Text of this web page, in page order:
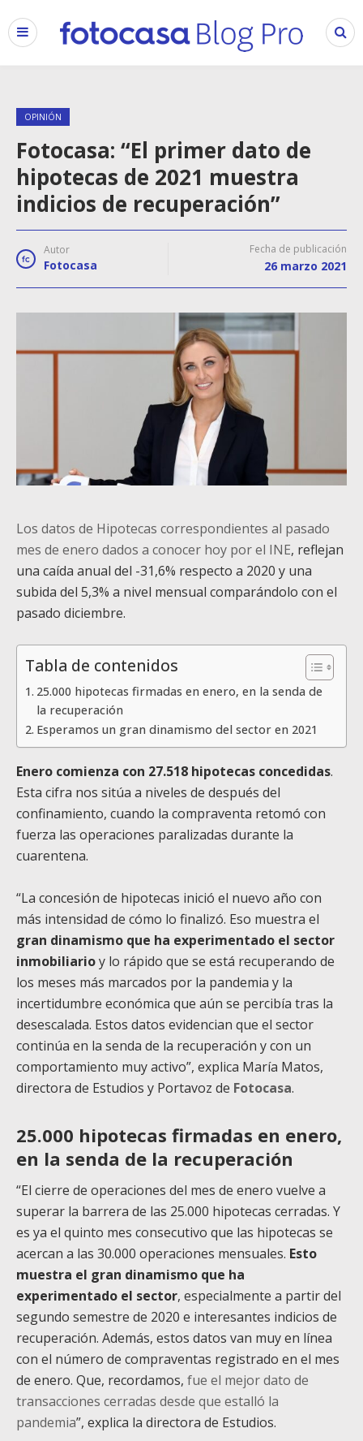
OPINIÓN
Fotocasa: “El primer dato de
hipotecas de 2021 muestra
indicios de recuperación”
Autor
Fotocasa
Fecha de publicación
26 marzo 2021
Los datos de Hipotecas correspondientes al pasado
mes de enero dados a conocer hoy por el INE, reflejan
una caída anual del -31,6% respecto a 2020 y una
subida del 5,3% a nivel mensual comparándolo con el
pasado diciembre.
Tabla de contenidos
25.000 hipotecas firmadas en enero, en la senda de
la recuperación
Esperamos un gran dinamismo del sector en 2021
Enero comienza con 27.518 hipotecas concedidas.
Esta cifra nos sitúa a niveles de después del
confinamiento, cuando la compraventa retomó con
fuerza las operaciones paralizadas durante la
cuarentena.
“La concesión de hipotecas inició el nuevo año con
más intensidad de cómo lo finalizó. Eso muestra el
gran dinamismo que ha experimentado el sector
inmobiliarioy lo rápido que se está recuperando de
los meses más marcados por la pandemia y la
incertidumbre económica que aún se percibía tras la
desescalada. Estos datos evidencian que el sector
continúa en la senda de la recuperación y con un
comportamiento muy activo”, explica María Matos,
directora de Estudios y Portavoz de Fotocasa.
25.000 hipotecas firmadas en enero,
en la senda de la recuperación
“El cierre de operaciones del mes de enero vuelve a
superar la barrera de las 25.000 hipotecas cerradas. Y
es ya el quinto mes consecutivo que las hipotecas se
acercan a las 30.000 operaciones mensuales. Esto
muestra el gran dinamismo que ha
experimentado el sector, especialmente a partir del
segundo semestre de 2020 e interesantes indicios de
recuperación. Además, estos datos van muy en línea
con el número de compraventas registrado en el mes
de enero. Que, recordamos, fue el mejor dato de
transacciones cerradas desde que estalló la
pandemia”, explica la directora de Estudios.